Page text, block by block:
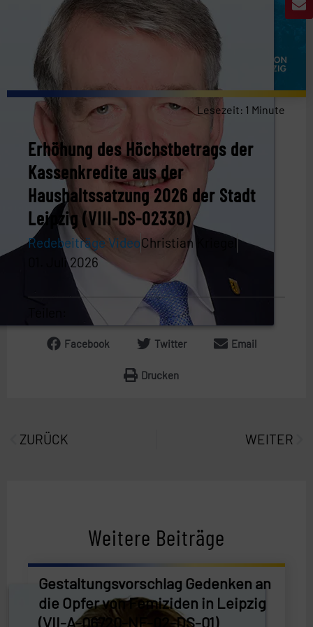
Lesezeit: 1 Minute
Erhöhung des Höchstbetrags der
Kassenkredite aus der
Haushaltssatzung 2026 der Stadt
Leipzig (VIII-DS-02330)
Redebeiträge VideoChristian Kriegel
01. Juli 2026
Facebook Twitter Email
Drucken
ZURÜCK WEITER
Weitere Beiträge
Gestaltungsvorschlag Gedenken an
die Opfer von Femiziden in Leipzig
(VII-A-06720-NF-02-DS-01)